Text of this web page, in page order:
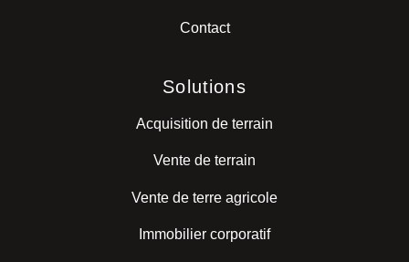
Contact
Solutions
Acquisition de terrain
Vente de terrain
Vente de terre agricole
Immobilier corporatif